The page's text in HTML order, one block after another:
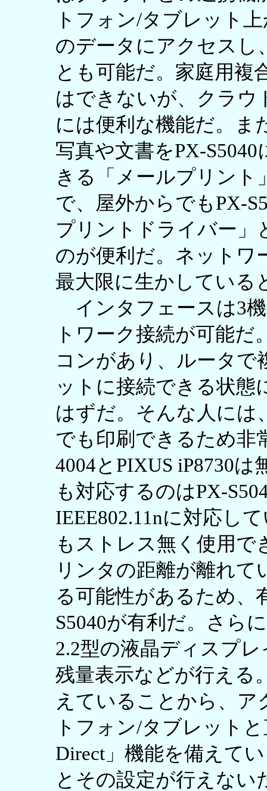
トフォン/タブレット
のデータにアクセスし
とも可能だ。家庭用複
はできないが、クラウ
には便利な機能だ。ま
写真や文書をPX-
きる「メールプリント
で、屋外からでもPX-
プリントドライバー」
のが便利だ。ネットワ
最大限に生かしている
インタフェースは3
トワーク接続が可能
コンがあり、ルータ
ットに接続できる状
はずだ。そんな人には
でも印刷できるため非
4004とPIXUS iP8730
も対応するのはPX-
IEEE802.11nに対応し
もストレス無く使用
リンタの距離が離れて
る可能性があるため、
S5040が有利だ。さら
2.2型の液晶ディスプ
残量表示などが行える
えていることから、
トフォン/タブレット
Direct」機能を備えて
とその設定が行えない